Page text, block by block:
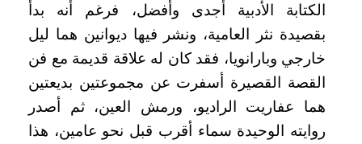
الكتابة الأدبية أجدى وأفضل، فرغم أنه بدأ
بقصيدة نثر العامية، ونشر فيها ديوانين هما ليل
خارجي وبارانويا، فقد كان له علاقة قديمة مع فن
القصة القصيرة أسفرت عن مجموعتين بديعتين
هما عفاريت الراديو، ورمش العين، ثم أصدر
روايته الوحيدة سماء أقرب قبل نحو عامين، هذا